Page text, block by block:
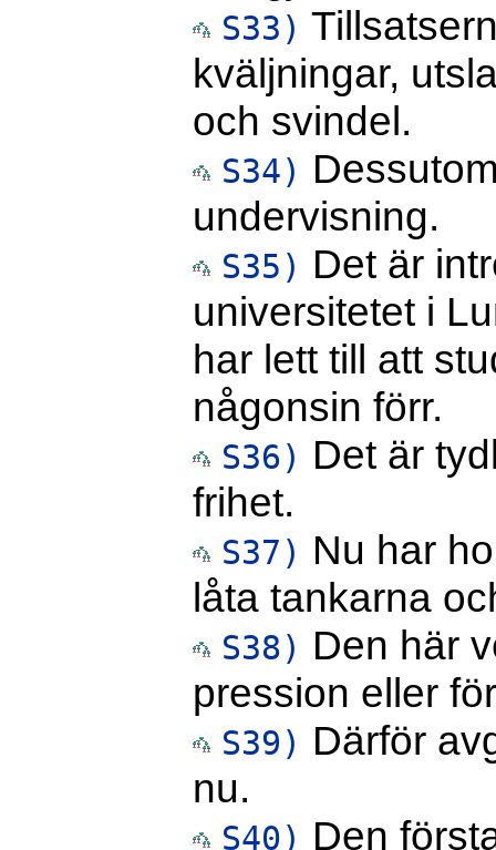
S33)
kväljningar,
och svindel.
S34)
undervisning.
S35) Det är
universitetet i
har lett till att
någonsin förr.
S36) Det är
frihet.
S37) Nu har
låta tankarna
S38) Den här
pression eller
S39) Därför
nu.
S40) Den